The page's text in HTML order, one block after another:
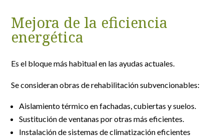
Mejora de la eficiencia
energética
Es el bloque más habitual en las ayudas actuales.
Se consideran obras de rehabilitación subvencionables:
Aislamiento térmico en fachadas, cubiertas y suelos.
Sustitución de ventanas por otras más eficientes.
Instalación de sistemas de climatización eficientes